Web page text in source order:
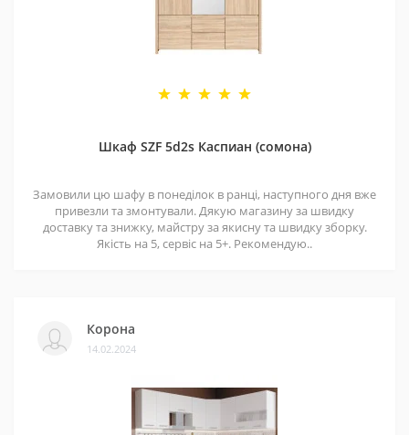
Шкаф SZF 5d2s Каспиан (сомона)
Замовили цю шафу в понеділок в ранці, наступного дня вже
привезли та змонтували. Дякую магазину за швидку
доставку та знижку, майстру за якисну та швидку зборку.
Якість на 5, сервіс на 5+. Рекомендую..
Корона
14.02.2024